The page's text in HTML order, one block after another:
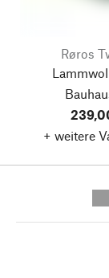
Røros
+ weitere